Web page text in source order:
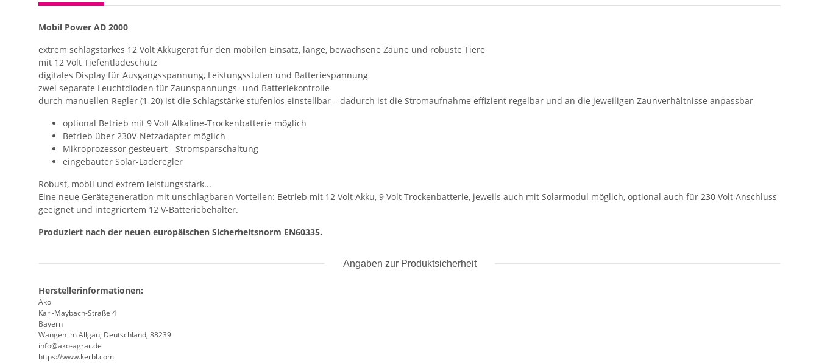
Mobil Power AD 2000
extrem schlagstarkes 12 Volt Akkugerät für den mobilen Einsatz, lange, bewachsene Zäune und robuste Tiere
mit 12 Volt Tiefentladeschutz
digitales Display für Ausgangsspannung, Leistungsstufen und Batteriespannung
zwei separate Leuchtdioden für Zaunspannungs- und Batteriekontrolle
durch manuellen Regler (1-20) ist die Schlagstärke stufenlos einstellbar – dadurch ist die Stromaufnahme effizient regelbar und an die jeweiligen Zaunverhältnisse anpassbar
optional Betrieb mit 9 Volt Alkaline-Trockenbatterie möglich
Betrieb über 230V-Netzadapter möglich
Mikroprozessor gesteuert - Stromsparschaltung
eingebauter Solar-Laderegler
Robust, mobil und extrem leistungsstark...
Eine neue Gerätegeneration mit unschlagbaren Vorteilen: Betrieb mit 12 Volt Akku, 9 Volt Trockenbatterie, jeweils auch mit Solarmodul möglich, optional auch für 230 Volt Anschluss
geeignet und integriertem 12 V-Batteriebehälter.
Produziert nach der neuen europäischen Sicherheitsnorm EN60335.
Angaben zur Produktsicherheit
Herstellerinformationen:
Ako
Karl-Maybach-Straße 4
Bayern
Wangen im Allgäu, Deutschland, 88239
info@ako-agrar.de
https://www.kerbl.com